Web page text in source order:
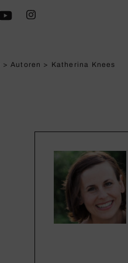
> Autoren > Katherina Knees